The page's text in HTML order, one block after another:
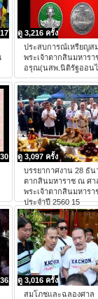
ดู 3,216 ครั้ง
ประสบการณ์เหรียญส
พระเจ้าตากสินมหารา
อรุณ(นสพ.นิติรัฐออน
ดู 3,097 ครั้ง
บรรยากาศงาน 28 ธัน
ตากสินมหาราช ณ ศา
พระเจ้าตากสินมหาร
ประจำปี 2560 15
ดู 3,016 ครั้ง
สมโภชและฉลองศาล